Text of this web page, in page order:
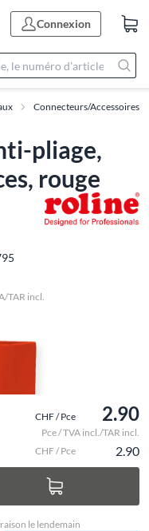
Connexion
Connecteurs/Accessoires
pliage,
rouge
TAR incl.
CHF / Pce 2.90
Pce / TVA incl./TAR incl.
CHF / Pce 2.90
le lendemain